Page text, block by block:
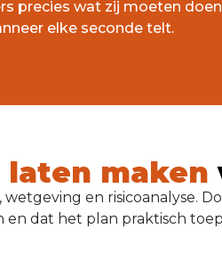
precies wat zij moeten
elke seconde telt.
laten maken
en risicoanalyse.
dat het plan praktisch